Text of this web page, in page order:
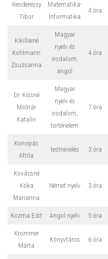
Kenderessy
Tibor
Matematika-
Informatika
4.óra
Kikillainé
Kohlmann
Zsuzsanna
Magyar
nyelv és
irodalom,
angol
4.óra
Dr. Kissné
Molnár
Katalin
Magyar
nyelv és
irodalom,
történelem
7.óra
Konopás
Attila
testnevelés 3.óra
Kovácsné
Kóka
Marianna
Német nyelv 3.óra
Kozma Edit Angol nyelv 5.óra
Krommer
Márta
Könyvtáros 6.óra